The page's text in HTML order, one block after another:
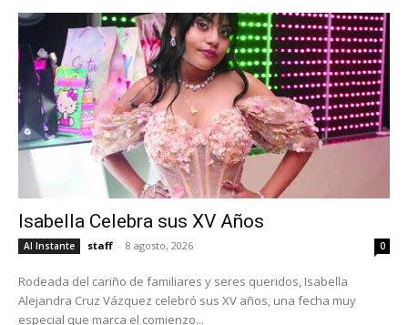
Isabella Celebra sus XV Años
Al Instante staff - 8 agosto, 2026 0
Rodeada del cariño de familiares y seres queridos, Isabella
Alejandra Cruz Vázquez celebró sus XV años, una fecha muy
especial que marca el comienzo...